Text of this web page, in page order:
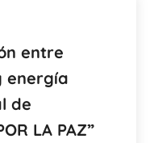
entre
energía
de
LA PAZ”